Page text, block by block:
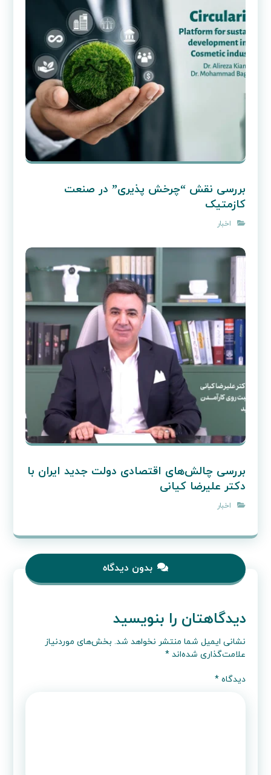
بررسی نقش “چرخش‌ پذیری” در صنعت
کازمتیک
اخبار
بررسی چالش‌های اقتصادی دولت جدید ایران با
دکتر علیرضا کیانی
اخبار
بدون دیدگاه
دیدگاهتان را بنویسید
نشانی ایمیل شما منتشر نخواهد شد. بخش‌های موردنیاز
علامت‌گذاری شده‌اند*
دیدگاه*